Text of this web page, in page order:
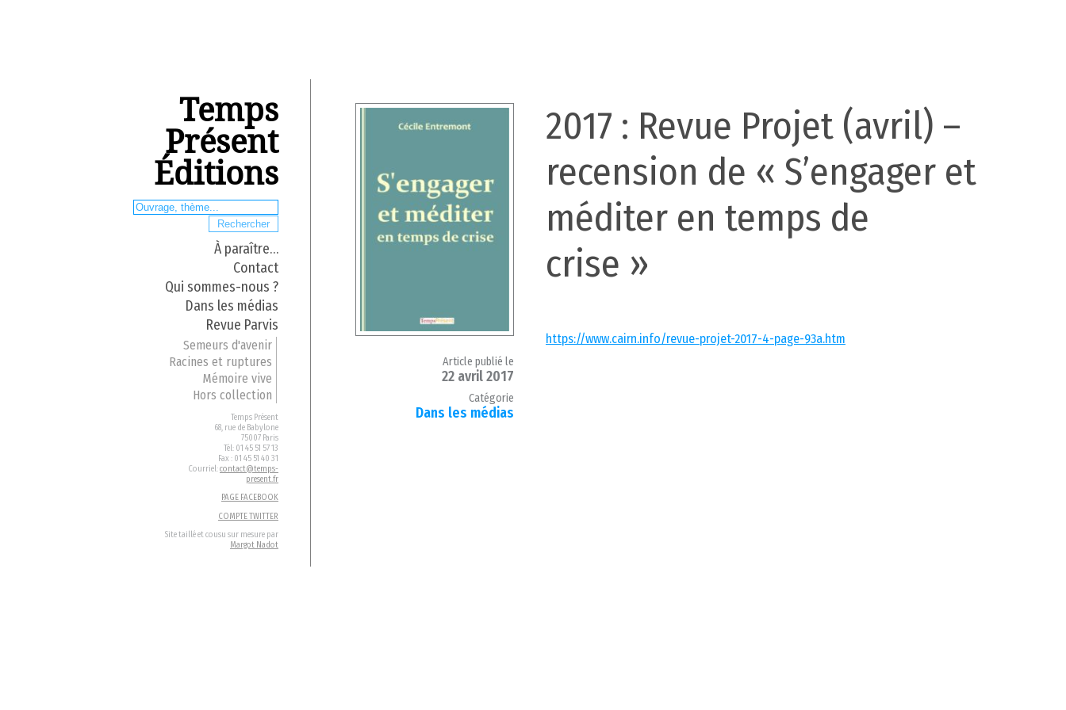
Temps
Présent
Éditions
À paraître…
Contact
Qui sommes-nous ?
Dans les médias
Revue Parvis
Semeurs d'avenir
Racines et ruptures
Mémoire vive
Hors collection
Temps Présent
68, rue de Babylone
75007 Paris
Tél: 01 45 51 57 13
Fax : 01 45 51 40 31
Courriel:contact@temps-
present.fr
PAGE FACEBOOK
COMPTE TWITTER
Site taillé et cousu sur mesure par
Margot Nadot
2017 : Revue Projet (avril) –
recension de « S’engager et
méditer en temps de
crise »
https://www.cairn.info/revue-projet-2017-4-page-93a.htm
Article publié le
22 avril 2017
Catégorie
Dans les médias